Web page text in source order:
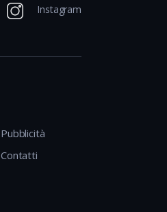
Instagram
Pubblicità
Contatti